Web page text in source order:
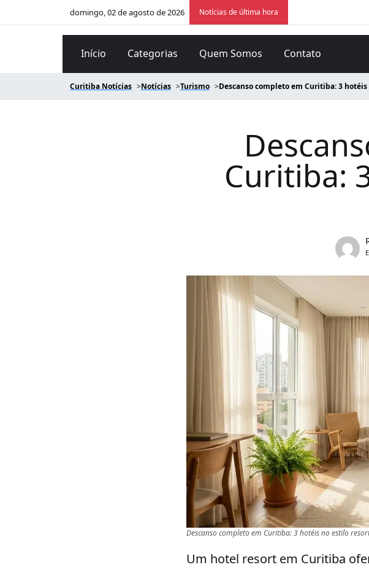
domingo, 02 de agosto de 2026 Notícias de última hora
Início Categorias Quem Somos Contato
Curitiba Notícias Notícias Turismo Descanso completo em Curitiba: 3
Curitiba:
Descanso completo em Curitiba: 3 hotéis no estilo
Um hotel resort em Curitiba